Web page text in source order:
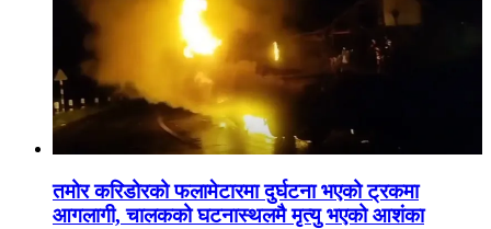
तमोर करिडोरको फलामेटारमा दुर्घटना भएको ट्रकमा
आगलागी, चालकको घटनास्थलमै मृत्यु भएको आशंका